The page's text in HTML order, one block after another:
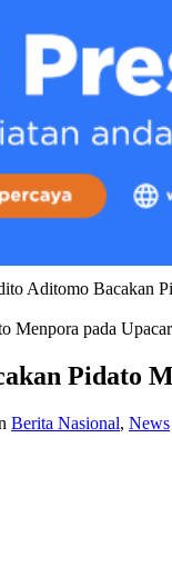
Aditomo Bacakan
Pidato
Berita Nasional, News